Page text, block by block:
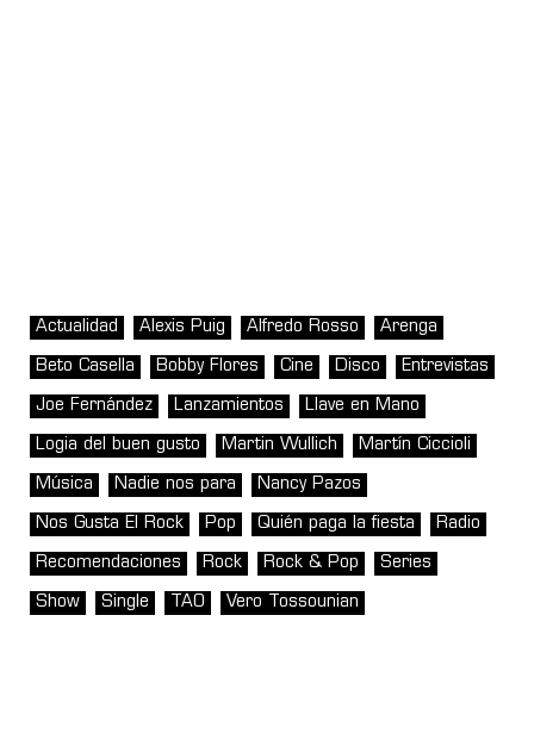
Actualidad Alexis Puig Alfredo Rosso Arenga
Beto Casella Bobby Flores Cine Disco Entrevistas
Joe Fernández Lanzamientos Llave en Mano
Logia del buen gusto Martin Wullich Martín Ciccioli
Música Nadie nos para Nancy Pazos
Nos Gusta El Rock Pop Quién paga la fiesta Radio
Recomendaciones Rock Rock & Pop Series
Show Single TAO Vero Tossounian